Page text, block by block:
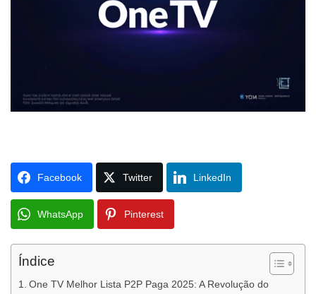
Facebook Twitter LinkedIn
WhatsApp Pinterest
Índice
One TV Melhor Lista P2P Paga 2025: A Revolução do